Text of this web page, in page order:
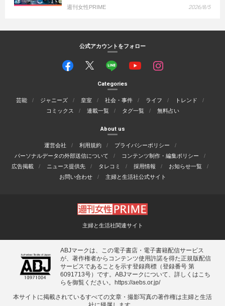
週刊女性PRIME 2026/8/5
公式アカウントをフォロー
Categories
芸能 ジャニーズ 皇室 社会・事件 ライフ
トレンド
コミックス
連載一覧 タグ一覧 無料占い
About us
運営会社 利用規約
プライバシーポリシー
パーソナルデータの外部送信について
コンテンツ制作・編集ポリシー
広告掲載
ニュース提供先 タレコミ 採用情報
お知らせ一覧
お問い合わせ
主婦と生活社公式サイト
主婦と生活社関連サイト
ABJマークは、この電子書店・電子書籍配信サービス
が、著作権者からコンテンツ使用許諾を得た正規版配信
サービスであることを示す登録商標（登録番号 第
6091713号）です。ABJマークについて、詳しくはこち
らを御覧ください。
https://aebs.or.jp/
本サイトに掲載されているすべての⽂章・撮影写真の著作権は主婦と⽣活